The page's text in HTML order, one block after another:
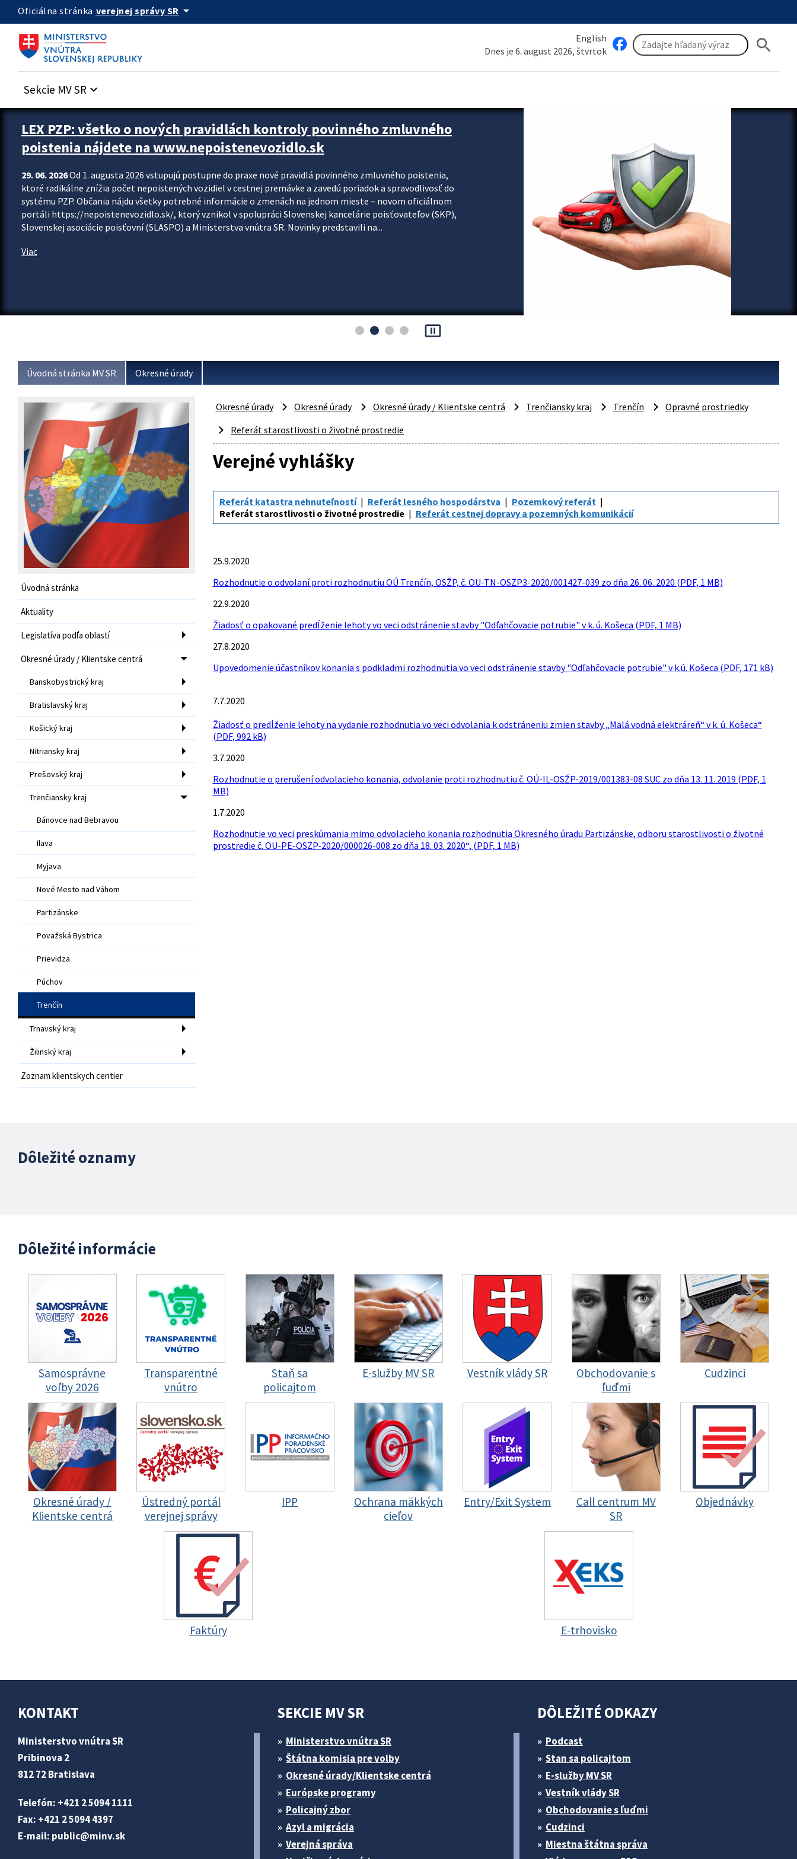
Preskocit na hlavný obsah
Oficiálna stránka verejnej správy SR arrow_drop_down
English
Dnes je 6. august 2026, štvrtok
search
Sekcie MV SR keyboard_arrow_down
Zastavit automatický posun upútavok
LEX PZP: všetko o nových pravidlách kontroly povinného zmluvného
poistenia nájdete na www.nepoistenevozidlo.sk
29. 06. 2026Od 1. augusta 2026 vstupujú postupne do praxe nové pravidlá povinného zmluvného poistenia,
ktoré radikálne znížia počet nepoistených vozidiel v cestnej premávke a zavedú poriadok a spravodlivosť do
systému PZP. Občania nájdu všetky potrebné informácie o zmenách na jednom mieste – novom oficiálnom
portáli https://nepoistenevozidlo.sk/, ktorý vznikol v spolupráci Slovenskej kancelárie poisťovateľov (SKP),
Slovenskej asociácie poisťovní (SLASPO) a Ministerstva vnútra SR. Novinky predstavili na...
Viac
pause_presentation
Úvodná stránka MV SR Okresné úrady
Úvodná stránka
Aktuality
Legislatíva podľa oblastí
Okresné úrady / Klientske centrá
Banskobystrický kraj
Bratislavský kraj
Košický kraj
Nitriansky kraj
Prešovský kraj
Trenčiansky kraj
Bánovce nad Bebravou
Ilava
Myjava
Nové Mesto nad Váhom
Partizánske
Považská Bystrica
Prievidza
Púchov
Trenčín
Trnavský kraj
Žilinský kraj
Zoznam klientskych centier
Okresné úrady Okresné úrady Okresné úrady / Klientske centrá Trenčiansky kraj Trenčín
Opravné prostriedky
Referát starostlivosti o životné prostredie
Verejné vyhlášky
Referát katastra nehnuteľností Referát lesného hospodárstva
Pozemkový referát
Referát starostlivosti o životné prostredie
Referát cestnej dopravy a pozemných komunikácií
25.9.2020
Rozhodnutie o odvolaní proti rozhodnutiu OÚ Trenčín, OSŽP, č. OU-TN-OSZP3-2020/001427-039 zo dňa 26. 06. 2020 (PDF, 1 MB)
22.9.2020
Žiadosť o opakované predĺženie lehoty vo veci odstránenie stavby "Odľahčovacie potrubie" v k. ú. Košeca (PDF, 1 MB)
27.8.2020
Upovedomenie účastníkov konania s podkladmi rozhodnutia vo veci odstránenie stavby "Odľahčovacie potrubie" v k.ú. Košeca (PDF, 171 kB)
7.7.2020
Žiadosť o predĺženie lehoty na vydanie rozhodnutia vo veci odvolania k odstráneniu zmien stavby „Malá vodná elektráreň“ v k. ú. Košeca“
(PDF, 992 kB)
3.7.2020
Rozhodnutie o prerušení odvolacieho konania, odvolanie proti rozhodnutiu č. OÚ-IL-OSŽP-2019/001383-08 SUC zo dňa 13. 11. 2019 (PDF, 1
MB)
1.7.2020
Rozhodnutie vo veci preskúmania mimo odvolacieho konania rozhodnutia Okresného úradu Partizánske, odboru starostlivosti o životné
prostredie č. OU-PE-OSZP-2020/000026-008 zo dňa 18. 03. 2020“, (PDF, 1 MB)
Dôležité oznamy
Dôležité informácie
Samosprávne
voľby 2026
Transparentné
vnútro
Staň sa
policajtom
E-služby MV SR Vestník vlády SR
Obchodovanie s
ľuďmi
Cudzinci
Okresné úrady /
Klientske centrá
Ústredný portál
verejnej správy
IPP
Ochrana mäkkých
cieľov
Entry/Exit System
Call centrum MV
SR
Objednávky
Faktúry E-trhovisko
KONTAKT
Ministerstvo vnútra SR
Pribinova 2
812 72 Bratislava
Telefón: +421 2 5094 1111
Fax: +421 2 5094 4397
E-mail: public@minv.sk
SEKCIE MV SR
Ministerstvo vnútra SR
Štátna komisia pre volby
Okresné úrady/Klientske centrá
Európske programy
Policajný zbor
Azyl a migrácia
Verejná správa
DÔLEŽITÉ ODKAZY
Podcast
Stan sa policajtom
E-služby MV SR
Vestník vlády SR
Obchodovanie s ľuďmi
Cudzinci
Miestna štátna správa